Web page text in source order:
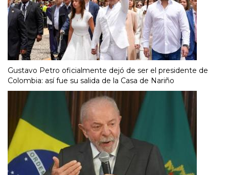
Gustavo Petro oficialmente dejó de ser el presidente de
Colombia: así fue su salida de la Casa de Nariño